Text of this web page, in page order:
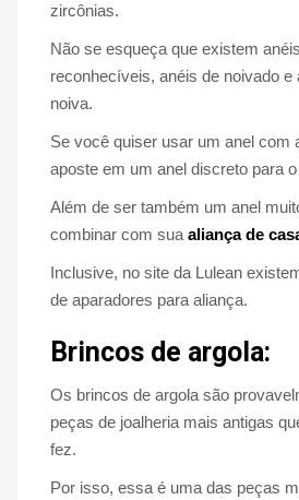
zircônias.
Não se esqueça que existem
reconhecíveis, anéis de noivado e
noiva.
Se você quiser usar um anel com
aposte em um anel discreto para
Além de ser também um anel
combinar com sua aliança de
Inclusive, no site da Lulean
de aparadores para aliança.
Brincos de argola:
Os brincos de argola são
peças de joalheria mais antigas
fez.
Por isso, essa é uma das peças